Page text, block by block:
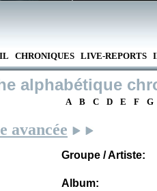
CHRONIQUES LIVE-REPORTS
alphabétique
A B C D E F G
avancée
Groupe / Artiste:
Album: